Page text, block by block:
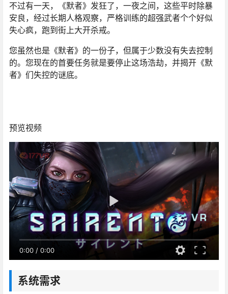
不过有一天，《默者》发狂了，一夜之间，这些平时除暴
安良，经过长期人格观察，严格训练的超强武者个个好似
失心疯，跑到街上大开杀戒。
您虽然也是《默者》的一份子，但属于少数没有失去控制
的。您现在的首要任务就是要停止这场浩劫，并揭开《默
者》们失控的谜底。
预览视频
0:00 / 0:00
系统需求